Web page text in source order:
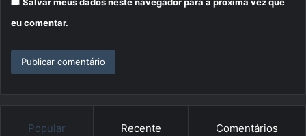
Salvar meus dados neste navegador para a próxima vez que
eu comentar.
Popular Recente Comentários